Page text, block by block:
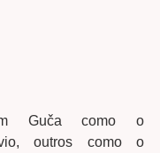
Guča como o
outros como o